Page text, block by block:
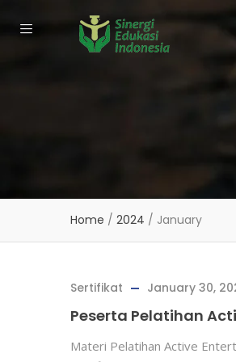
Home / 2024 / January
Sertifikat January 30,
Peserta Pelatihan
Materi Pelatihan Active